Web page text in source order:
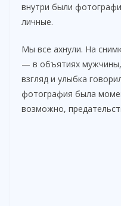
внутри были
личные.
Мы все ахнули. На
— в объятиях мужчины,
взгляд и улыбка
фотография была
возможно,